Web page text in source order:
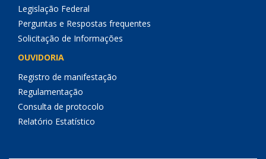
Legislação Federal
Perguntas e Respostas frequentes
Solicitação de Informações
OUVIDORIA
Registro de manifestação
Regulamentação
Consulta de protocolo
Relatório Estatístico